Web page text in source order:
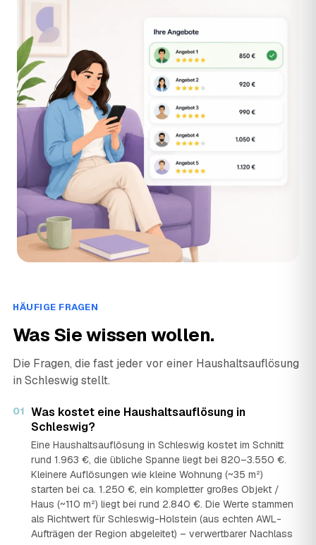
HÄUFIGE FRAGEN
Was Sie wissen wollen.
Die Fragen, die fast jeder vor einer Haushaltsauflösung
in Schleswig stellt.
01 Was kostet eine Haushaltsauflösung in
Schleswig?
Eine Haushaltsauflösung in Schleswig kostet im Schnitt
rund 1.963 €, die übliche Spanne liegt bei 820–3.550 €.
Kleinere Auflösungen wie kleine Wohnung (~35 m²)
starten bei ca. 1.250 €, ein kompletter großes Objekt /
Haus (~110 m²) liegt bei rund 2.840 €. Die Werte stammen
als Richtwert für Schleswig-Holstein (aus echten AWL-
Aufträgen der Region abgeleitet) – verwertbarer Nachlass